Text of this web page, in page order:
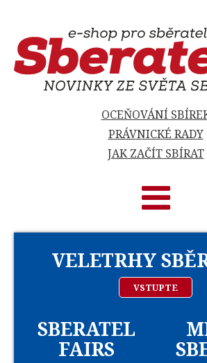
OCEŇOVÁNÍ
PRÁVNICKÉ RADY
JAK ZAČÍT SBÍRAT
VELETRHY
VSTUPTE
SBERATEL
FAIRS